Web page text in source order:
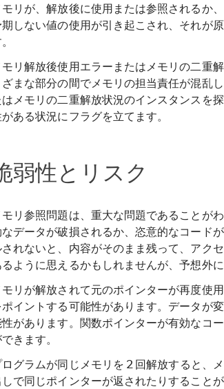
モリが、解放後に使用または参照されるか
しない値の使用が引き起こされ、それが
モリ解放後使用エラーまたはメモリの二重
ざまな部分の間でメモリの担当責任が混乱
はメモリの二重解放状況のインスタンスを
ある状況にフラグを立てます。
弱性とリスク
モリ参照問題は、重大な問題であることが
データが破損されるか、恣意的なコード
されないと、内容がそのまま残って、アク
るように思えるかもしれませんが、予想外
モリが解放されて元のポインターが再度使
ポイントする可能性があります。データが
があります。関数ポインターが有効なコ
きます。
ログラムが同じメモリを 2 回解放すると、
しで同じポインターが返されたりすること